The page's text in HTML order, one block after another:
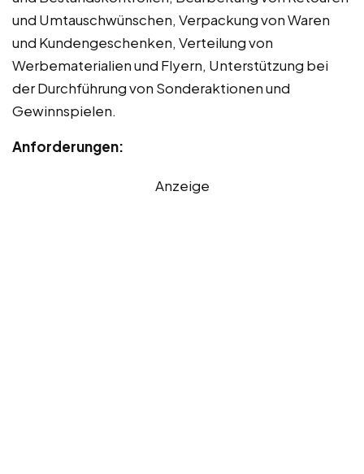
und Umtauschwünschen, Verpackung von Waren
und Kundengeschenken, Verteilung von
Werbematerialien und Flyern, Unterstützung bei
der Durchführung von Sonderaktionen und
Gewinnspielen.
Anforderungen:
Anzeige